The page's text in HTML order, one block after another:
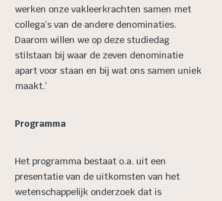
werken onze vakleerkrachten samen met
collega’s van de andere denominaties.
Daarom willen we op deze studiedag
stilstaan bij waar de zeven denominatie
apart voor staan en bij wat ons samen uniek
maakt.’
Programma
Het programma bestaat o.a. uit een
presentatie van de uitkomsten van het
wetenschappelijk onderzoek dat is